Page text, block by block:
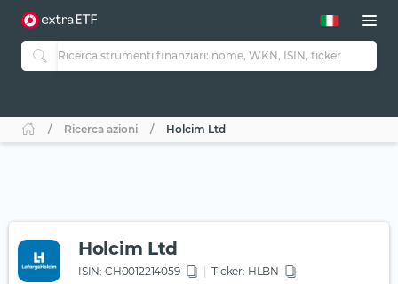
Ricerca azioni Holcim Ltd
Holcim Ltd
ISIN: CH0012214059 Ticker: HLBN